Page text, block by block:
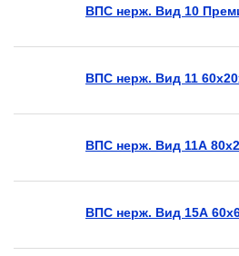
ВПС нерж. Вид 10
ВПС нерж. Вид 11
ВПС нерж. Вид 11А
ВПС нерж. Вид 15А